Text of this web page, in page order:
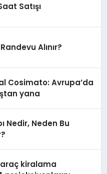
Satışı
Alınır?
Cosimato: Avrupa’da
yana
Nedir, Neden Bu
kiralama